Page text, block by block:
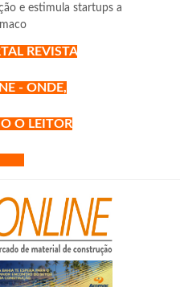
e estimula startups a
REVISTA
- ONDE,
O LEITOR